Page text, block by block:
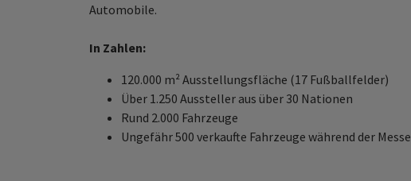
Automobile.
In Zahlen:
120.000 m² Ausstellungsfläche (17 Fußballfelder)
Über 1.250 Aussteller aus über 30 Nationen
Rund 2.000 Fahrzeuge
Ungefähr 500 verkaufte Fahrzeuge während der Messe